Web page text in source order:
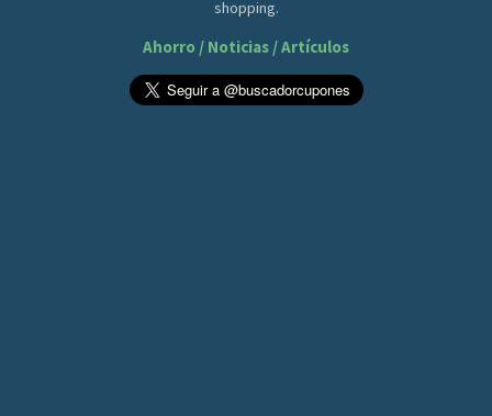
shopping.
Ahorro / Noticias / Artículos